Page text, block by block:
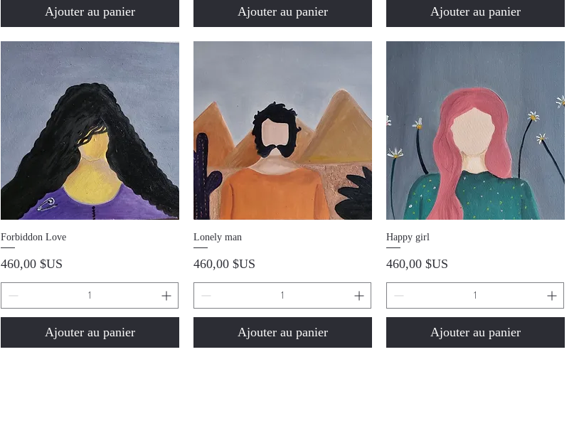
Ajouter au panier Ajouter au panier Ajouter au panier
Aperçu rapide
Forbiddon Love
Prix
460,00 $US
Ajouter au panier
Lonely man
Prix
460,00 $US
Ajouter au panier
Happy girl
Prix
460,00 $US
Ajouter au panier